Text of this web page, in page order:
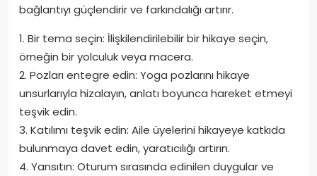
bağlantıyı güçlendirir ve farkındalığı artırır.
1. Bir tema seçin: İlişkilendirilebilir bir hikaye seçin,
örneğin bir yolculuk veya macera.
2. Pozları entegre edin: Yoga pozlarını hikaye
unsurlarıyla hizalayın, anlatı boyunca hareket etmeyi
teşvik edin.
3. Katılımı teşvik edin: Aile üyelerini hikayeye katkıda
bulunmaya davet edin, yaratıcılığı artırın.
4. Yansıtın: Oturum sırasında edinilen duygular ve